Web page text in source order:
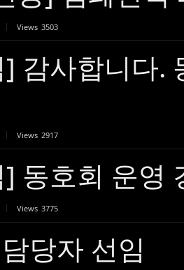
Views 3503
감사합니다.
Views 2917
동호회 운영
Views 3775
당자 선임